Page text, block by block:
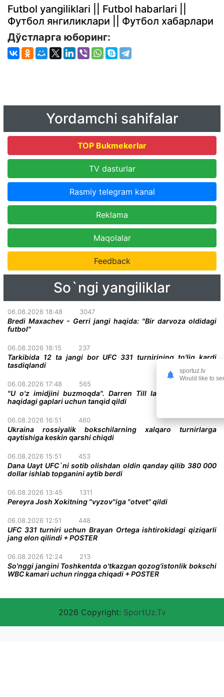
Futbol yangiliklari || Futbol habarlari ||
Футбол янгиликлари || Футбол хабарлари
Дўстларга юборинг:
Yordamchi sahifalar
TOP Bukmekerlar
TV dasturlar
Rasmiy telegram kanal
Reklama
Maqolalar
Feedback
So`ngi yangiliklar
06.08.2026 18:48 3047
Bredi Maxachev - Gerri jangi haqida: "Bir darvoza oldidagi
futbol"
06.08.2026 18:15 237
Tarkibida 12 ta jangi bor UFC 331 turnirining to'liq kardi
tasdiqlandi
06.08.2026 17:48 565
"U o'z imidjini buzmoqda". Darren Till Ian Gerrini ayollar
haqidagi gaplari uchun tanqid qildi
06.08.2026 16:51 460
Ukraina rossiyalik bokschilarning xalqaro turnirlarga
qaytishiga keskin qarshi chiqdi
06.08.2026 15:51 453
Dana Uayt UFC`ni sotib olishdan oldin qanday qilib 380 000
dollar ishlab topganini aytib berdi
06.08.2026 13:45 1311
Pereyra Josh Xokitning "vyzov"iga "otvet" qildi
06.08.2026 12:51 448
UFC 331 turniri uchun Brayan Ortega ishtirokidagi qiziqarli
jang elon qilindi + POSTER
06.08.2026 12:24 213
So'nggi jangini Toshkentda o'tkazgan qozog'istonlik bokschi
WBC kamari uchun ringga chiqadi + POSTER
2026 Copyright: SportUz.Tv
sportuz.tv
Would like to